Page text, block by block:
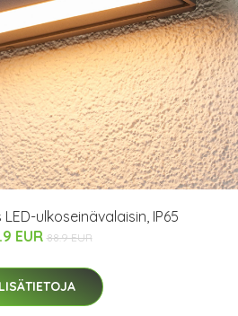
ulkoseinävalaisin, IP65
EUR 88.9 EUR
LISÄTIETOJA